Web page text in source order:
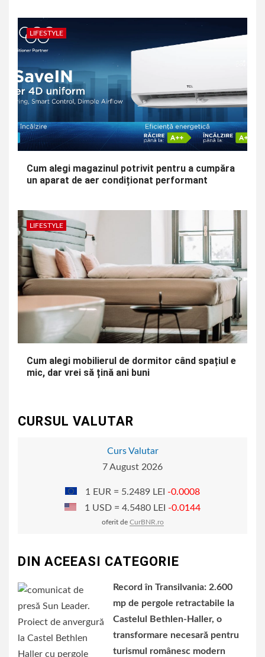
LIFESTYLE
Cum alegi magazinul potrivit pentru a cumpăra
un aparat de aer condiționat performant
LIFESTYLE
Cum alegi mobilierul de dormitor când spațiul e
mic, dar vrei să țină ani buni
CURSUL VALUTAR
Curs Valutar
7 August 2026
1 EUR = 5.2489 LEI -0.0008
1 USD = 4.5480 LEI -0.0144
oferit de CurBNR.ro
DIN ACEEASI CATEGORIE
Record în Transilvania: 2.600
mp de pergole retractabile la
Castelul Bethlen-Haller, o
transformare necesară pentru
turismul românesc modern